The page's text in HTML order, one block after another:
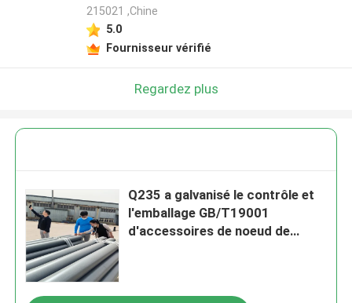
215021 ,Chine
5.0
Fournisseur vérifié
Regardez plus
Q235 a galvanisé le contrôle et
l'emballage GB/T19001
d'accessoires de noeud de